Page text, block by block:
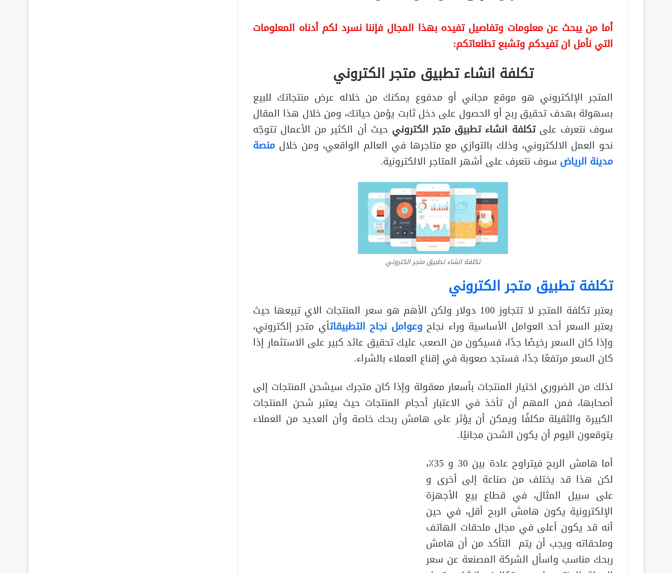
أما من يبحث عن معلومات وتفاصيل تفيده بهذا المجال فإننا نسرد لكم أدناه المعلومات
التي نأمل ان تفيدكم وتشبع تطلعاتكم:
تكلفة انشاء تطبيق متجر الكتروني
المتجر الإلكتروني هو موقع مجاني أو مدفوع يمكنك من خلاله عرض منتجاتك للبيع
بسهولة بهدف تحقيق ربح أو الحصول على دخل ثابت يؤمن حياتك، ومن خلال هذا المقال
سوف نتعرف علىتكلفة انشاء تطبيق متجر الكتروني حيث أن الكثير من الأعمال تتوجّه
نحو العمل الالكتروني، وذلك بالتوازي مع متاجرها في العالم الواقعي، ومن خلال منصة
مدينة الرياض سوف نتعرف على أشهر المتاجر الالكترونية.
تكلفة انشاء تطبيق متجر الكتروني
تكلفة تطبيق متجر الكتروني
يعتبر تكلفة المتجر لا تتجاوز 100 دولار ولكن الأهم هو سعر المنتجات الاي تبيعها حيث
يعتبر السعر أحد العوامل الأساسية وراء نجاح وعوامل نجاح التطبيقاتأي متجر إلكتروني،
وإذا كان السعر رخيصًا جدًا، فسيكون من الصعب عليك تحقيق عائد كبير على الاستثمار إذا
كان السعر مرتفعًا جدًا، فستجد صعوبة في إقناع العملاء بالشراء.
لذلك من الضروري اختيار المنتجات بأسعار معقولة وإذا كان متجرك سيشحن المنتجات إلى
أصحابها، فمن المهم أن تأخذ في الاعتبار أحجام المنتجات حيث يعتبر شحن المنتجات
الكبيرة والثقيلة مكلفًا ويمكن أن يؤثر على هامش ربحك خاصة وأن العديد من العملاء
يتوقعون اليوم أن يكون الشحن مجانيًا.
أما هامش الربح فيتراوح عادة بين 30 و 35٪،
لكن هذا قد يختلف من صناعة إلى أخرى و
على سبيل المثال، في قطاع بيع الأجهزة
الإلكترونية يكون هامش الربح أقل، في حين
أنه قد يكون أعلى في مجال ملحقات الهاتف
وملحقاته ويجب أن يتم التأكد من أن هامش
ربحك مناسب واسأل الشركة المصنعة عن سعر